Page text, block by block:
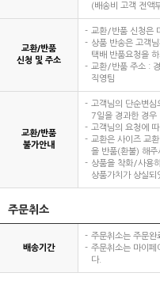
(배송비 고객 전액
교환/반품
신청 및 주소
교환/반품 신청은
상품 반송은 고객
택배 반품요청을
교환/반품 주소 :
직영팀
교환/반품
불가안내
고객님의 단순변심
7일을 경과한 경우
고객님의 요청에
교환은 사이즈 교
을 반품(환불) 해주
상품을 착화/사용
상품가치가 상실되
주문취소
배송기간
주문취소는 주문완
주문취소는 마이페
다.